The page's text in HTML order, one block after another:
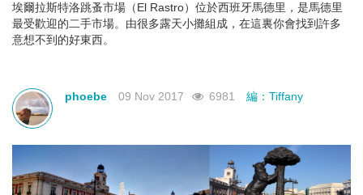
埃爾拉斯特洛跳蚤市場（El Rastro）位於西班牙馬德里，是馬德里
最受歡迎的二手市場。由很多露天小攤組成，在這裏你會找到許多
意想不到的好東西。
phoebe 09 Nov 2017 6981 編：Tiffany